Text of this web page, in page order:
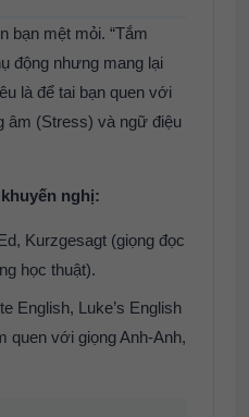
bạn mệt mỏi. “Tắm
động nhưng mang lại
là để tai bạn quen với
âm (Stress) và ngữ điệu
nghị:
Kurzgesagt (giọng đọc
học thuật).
English, Luke’s English
quen với giọng Anh-Anh,